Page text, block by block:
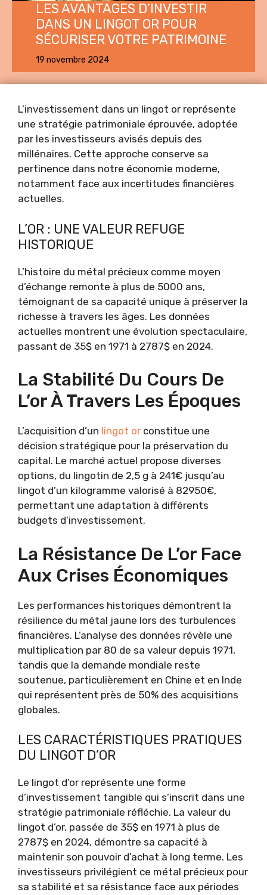
LES AVANTAGES D’INVESTIR
DANS UN LINGOT OR POUR
SÉCURISER VOTRE PATRIMOINE
19 novembre 2024
L’investissement dans un lingot or représente
une stratégie patrimoniale éprouvée, adoptée
par les investisseurs avisés depuis des
millénaires. Cette approche conserve sa
pertinence dans notre économie moderne,
notamment face aux incertitudes financières
actuelles.
L’OR : UNE VALEUR REFUGE
HISTORIQUE
L’histoire du métal précieux comme moyen
d’échange remonte à plus de 5000 ans,
témoignant de sa capacité unique à préserver la
richesse à travers les âges. Les données
actuelles montrent une évolution spectaculaire,
passant de 35$ en 1971 à 2787$ en 2024.
La Stabilité Du Cours De
L’or À Travers Les Époques
L’acquisition d’un lingot or constitue une
décision stratégique pour la préservation du
capital. Le marché actuel propose diverses
options, du lingotin de 2,5 g à 241€ jusqu’au
lingot d’un kilogramme valorisé à 82950€,
permettant une adaptation à différents
budgets d’investissement.
La Résistance De L’or Face
Aux Crises Économiques
Les performances historiques démontrent la
résilience du métal jaune lors des turbulences
financières. L’analyse des données révèle une
multiplication par 80 de sa valeur depuis 1971,
tandis que la demande mondiale reste
soutenue, particulièrement en Chine et en Inde
qui représentent près de 50% des acquisitions
globales.
LES CARACTÉRISTIQUES PRATIQUES
DU LINGOT D’OR
Le lingot d’or représente une forme
d’investissement tangible qui s’inscrit dans une
stratégie patrimoniale réfléchie. La valeur du
lingot d’or, passée de 35$ en 1971 à plus de
2787$ en 2024, démontre sa capacité à
maintenir son pouvoir d’achat à long terme. Les
investisseurs privilégient ce métal précieux pour
sa stabilité et sa résistance face aux périodes